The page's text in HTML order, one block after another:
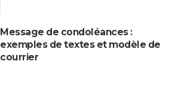
Message de condoléances :
exemples de textes et modèle de
courrier